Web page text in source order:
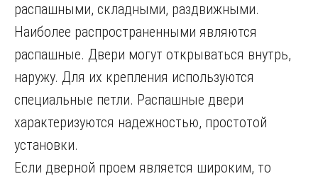
распашными, складными, раздвижными.
Наиболее распространенными являются
распашные. Двери могут открываться внутрь,
наружу. Для их крепления используются
специальные петли. Распашные двери
характеризуются надежностью, простотой
установки.
Если дверной проем является широким, то